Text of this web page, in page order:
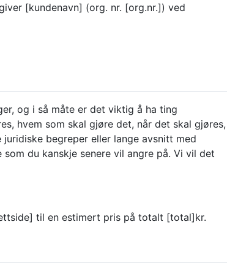
[kundenavn] (org. nr. [org.nr.]) ved
og i så måte er det viktig å ha ting
hvem som skal gjøre det, når det skal gjøres,
begreper eller lange avsnitt med
du kanskje senere vil angre på. Vi vil det
til en estimert pris på totalt [total]kr.